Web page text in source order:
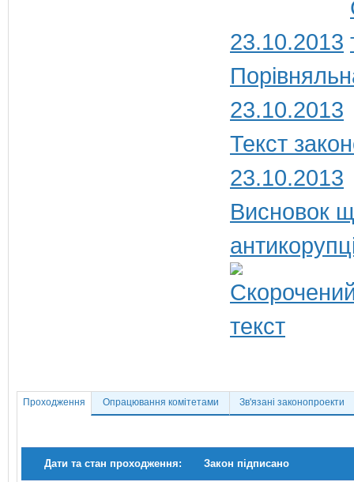
23.10.2013
23.10.2013
Текст
23.10.2013
Висновок
Проходження Опрацювання комітетами Зв'язані законопроекти
Дати та стан проходження: Закон підписано